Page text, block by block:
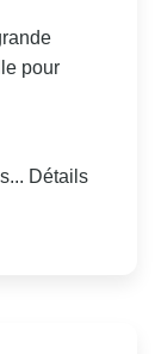
pour
Détails